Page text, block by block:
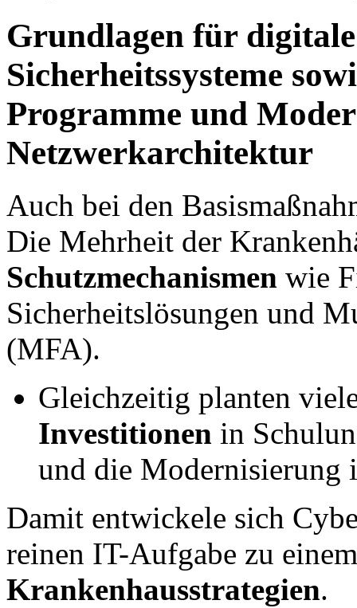
Grundlagen für
Sicherheitssysteme
Programme und
Netzwerkarchitektur
Auch bei den
Die Mehrheit der
Schutzmechanismen wie
Sicherheitslösungen und
(MFA).
Gleichzeitig planten
Investitionen in
und die Modernisierung
Damit entwickele sich
reinen IT-Aufgabe zu
Krankenhausstrategien.